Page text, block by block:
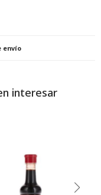
envío
interesar